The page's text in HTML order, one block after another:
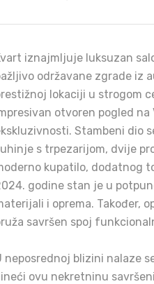
iznajmljuje luksuzan
održavane zgrade iz
lokaciji u strogom
otvoren pogled
Stambeni dio
s trpezarijom, dvije
kupatilo, dodatnog
godine stan je u
i oprema. Također,
savršen spoj
neposrednoj blizini nalaze
ovu nekretninu